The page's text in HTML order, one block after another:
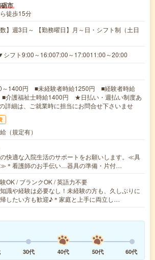
市
徒歩15分
数】週3日～ 【勤務曜日】月～日・シフト制（土日
フト9:00～16:007:00～17:0011:00～20:00
～1400円 ■未経験者時給1250円 ■経験者時給
介護福祉士時給1400円 ★日払い・週払い制度あ
詳細は、ご就業時に担当にお問合せ下さいませ
（規定有）
快適な入院生活のサポートをお願いします。≪具
＊看護師のお手伝い…器具の準備・片付…
OK / ブランクOK / 英語力不要
識や経験は必要なし！未経験の方も、久しぶりに
したい方も歓迎♪＊家庭と上手に両立し…
30代 40代 50代 60代